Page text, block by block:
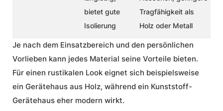
bietet gute
Isolierung
Tragfähigkeit als
Holz oder Metall
Je nach dem Einsatzbereich und den persönlichen
Vorlieben kann jedes Material seine Vorteile bieten.
Für einen rustikalen Look eignet sich beispielsweise
ein Gerätehaus aus Holz, während ein Kunststoff-
Gerätehaus eher modern wirkt.